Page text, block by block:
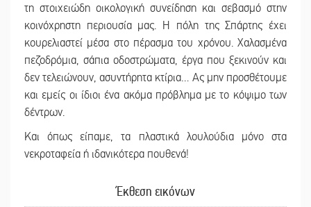
τη στοιχειώδη οικολογική συνείδηση και σεβασμό στην
κοινόχρηστη περιουσία μας. Η πόλη της Σπάρτης έχει
κουρελιαστεί μέσα στο πέρασμα του χρόνου. Χαλασμένα
πεζοδρόμια, σάπια οδοστρώματα, έργα που ξεκινούν και
δεν τελειώνουν, ασυντήρητα κτίρια… Ας μην προσθέτουμε
και εμείς οι ίδιοι ένα ακόμα πρόβλημα με το κόψιμο των
δέντρων.
Και όπως είπαμε, τα πλαστικά λουλούδια μόνο στα
νεκροταφεία ή ιδανικότερα πουθενά!
Έκθεση εικόνων